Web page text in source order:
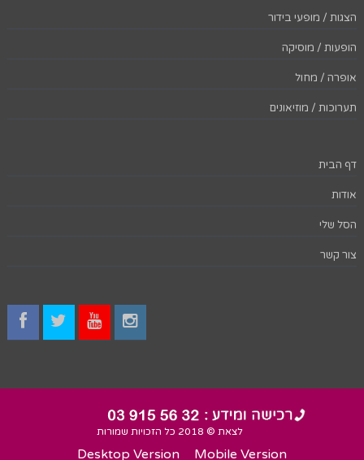
הצגות / מופעי בידור
הופעות / מוסיקה
אופרה / מחול
תערוכות / מוזיאונים
דף הבית
אודות
הסל שלי
צור קשר
לצאת © 2018 כל הזכויות שמורות
Desktop Version Mobile Version